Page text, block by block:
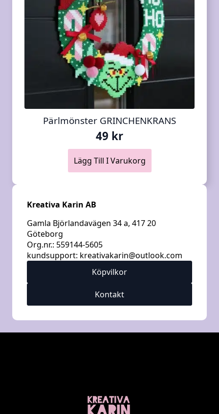
Pärlmönster GRINCHENKRANS
49 kr
Lägg Till I Varukorg
Kreativa Karin AB
Gamla Björlandavägen 34 a, 417 20
Göteborg
Org.nr.: 559144-5605
kundsupport: kreativakarin@outlook.com
Köpvilkor
Kontakt